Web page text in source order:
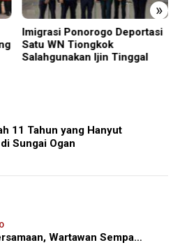
»
19 Siswa Sakit Bersamaan,
Wartawan Sempat Terhalang
Masuk ke Ruang UGD
11 Tahun yang Hanyut
Sungai Ogan
Wartawan Sempa…